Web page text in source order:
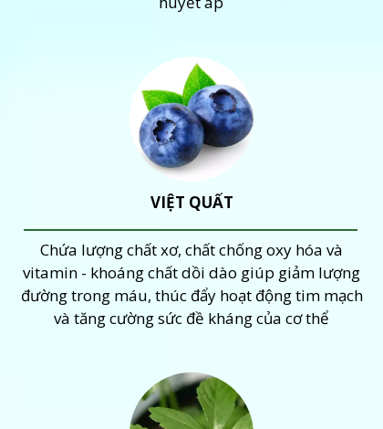
VIỆT QUẤT
Chứa lượng chất xơ, chất chống oxy hóa và
vitamin - khoáng chất dồi dào giúp giảm lượng
đường trong máu, thúc đẩy hoạt động tim mạch
và tăng cường sức đề kháng của cơ thể